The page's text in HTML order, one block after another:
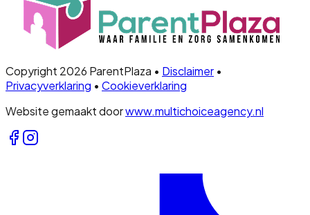
Copyright 2026 ParentPlaza • Disclaimer •
Privacyverklaring • Cookieverklaring
Website gemaakt doorwww.multichoiceagency.nl